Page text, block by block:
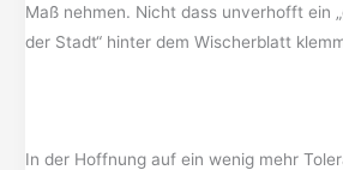
Maß nehmen. Nicht dass unverhofft ein
der Stadt“ hinter dem Wischerblatt
In der Hoffnung auf ein wenig mehr